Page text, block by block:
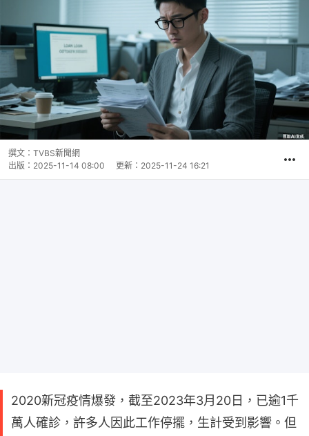
撰文： TVBS新聞網
出版： 2025-11-14 08:00 更新： 2025-11-24 16:21
2020新冠疫情爆發，截至2023年3月20日，已逾1千
萬人確診，許多人因此工作停擺，生計受到影響。但